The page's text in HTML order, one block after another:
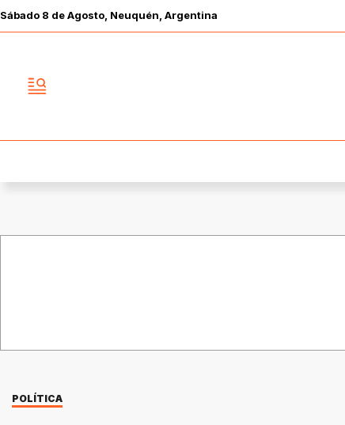
Sábado 8 deAgosto , Neuquén, Argentina
POLÍTICA